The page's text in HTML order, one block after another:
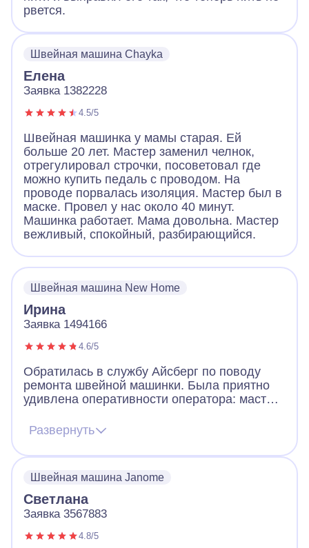
рвется.
Швейная машина Chayka
Елена
Заявка 1382228
4.5/5
Швейная машинка у мамы старая. Ей
больше 20 лет. Мастер заменил челнок,
отрегулировал строчки, посоветовал где
можно купить педаль с проводом. На
проводе порвалась изоляция. Мастер был в
маске. Провел у нас около 40 минут.
Машинка работает. Мама довольна. Мастер
вежливый, спокойный, разбирающийся.
Швейная машина New Home
Ирина
Заявка 1494166
4.6/5
Обратилась в службу Айсберг по поводу
ремонта швейной машинки. Была приятно
удивлена оперативности оператора: мастер
и быстро нашел причину неполадки,
устранил её и дал рекомендации по
дальнейшей эксплуатации вежливо и
нареканий нет.
Развернуть
Швейная машина Janome
Светлана
Заявка 3567883
4.8/5